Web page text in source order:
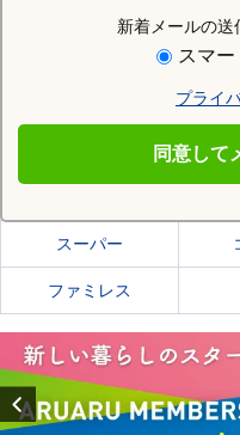
新着メールの
スマ
プライ
同意して
住む街研究所で札幌市
札幌市白石区の施設一覧
スーパー
ファミレス
Previous